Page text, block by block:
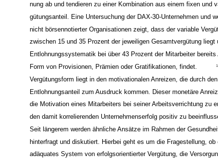
nung ab und tendieren zu einer Kombination aus einem fixen und
gütungsanteil. Eine Untersuchung der DAX-30-Unternehmen und
nicht börsennotierter Organisationen zeigt, dass der variable
zwischen 15 und 35 Prozent der jeweiligen Gesamtvergütung liegt
Entlohnungssystematik bei über 43 Prozent der Mitarbeiter bereits
Form von Provisionen, Prämien oder Gratifikationen, findet.
1
Vergütungsform liegt in den motivationalen Anreizen, die durch
Entlohnungsanteil zum Ausdruck kommen. Dieser monetäre
die Motivation eines Mitarbeiters bei seiner Arbeitsverrichtung zu
den damit korrelierenden Unternehmenserfolg positiv zu
Seit längerem werden ähnliche Ansätze im Rahmen der
hinterfragt und diskutiert. Hierbei geht es um die Fragestellung, ob
adäquates System von erfolgsorientierter Vergütung, die